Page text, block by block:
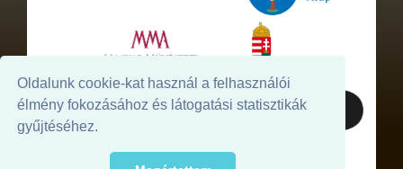
Oldalunk cookie-kat használ a felhasználói
élmény fokozásához és látogatási statisztikák
gyűjtéséhez.